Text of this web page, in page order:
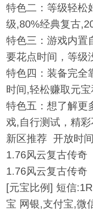
特色二：等级轻松
级,80%经典复古
特色三：游戏内置
要花点时间，等级
特色四：装备完全
时间,轻松赚取元
特色五：想了解更
戏,自行测试，精
新区推荐 开放时
1.76风云复古传奇
1.76风云复古传奇
[元宝比例] 短信
宝 网银,支付宝,微